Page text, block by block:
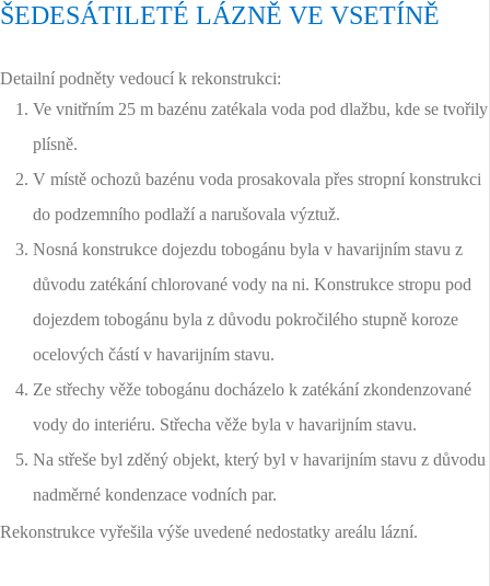
ŠEDESÁTILETÉ LÁZNĚ VE VSETÍNĚ
Detailní podněty vedoucí k rekonstrukci:
Ve vnitřním 25 m bazénu zatékala voda pod dlažbu, kde se tvořily
plísně.
V místě ochozů bazénu voda prosakovala přes stropní konstrukci
do podzemního podlaží a narušovala výztuž.
Nosná konstrukce dojezdu tobogánu byla v havarijním stavu z
důvodu zatékání chlorované vody na ni. Konstrukce stropu pod
dojezdem tobogánu byla z důvodu pokročilého stupně koroze
ocelových částí v havarijním stavu.
Ze střechy věže tobogánu docházelo k zatékání zkondenzované
vody do interiéru. Střecha věže byla v havarijním stavu.
Na střeše byl zděný objekt, který byl v havarijním stavu z důvodu
nadměrné kondenzace vodních par.
Rekonstrukce vyřešila výše uvedené nedostatky areálu lázní.